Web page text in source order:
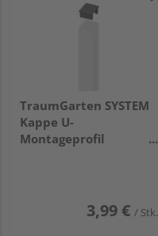
TraumGarten SYSTEM
Kappe U-
Montageprofil
3,99 € / Stk.